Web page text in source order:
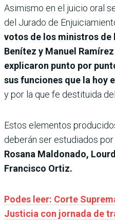
Asimismo en el juicio oral
del Jurado de
votos de los ministros de
Benítez y Manuel
explicaron punto por
sus funciones que la hoy
y por la que fe destituida
Estos elementos
deberán ser estudiados
Rosana Maldonado,
Francisco Ortiz.
Podes leer: Corte
Justicia con jornada de